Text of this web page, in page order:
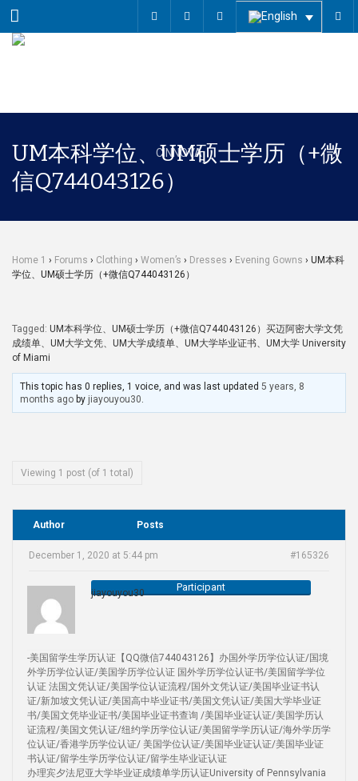
Menu
UM本科学位、UM硕士学历（+微
信Q744043126）
Home 1 › Forums › Clothing › Women’s › Dresses › Evening Gowns › UM本科
学位、UM硕士学历（+微信Q744043126）
Tagged: UM本科学位、UM硕士学历（+微信Q744043126）买迈阿密大学文凭
成绩单、UM大学文凭、UM大学成绩单、UM大学毕业证书、UM大学 University
of Miami
This topic has 0 replies, 1 voice, and was last updated5 years, 8
months ago by jiayouyou30.
Viewing 1 post (of 1 total)
Author Posts
December 1, 2020 at 5:44 pm #165326
jiayouyou30 Participant
-美国留学生学历认证【QQ微信744043126】办国外学历学位认证/国境
外学历学位认证/美国学历学位认证 国外学历学位认证书/美国留学学位
认证 法国文凭认证/美国学位认证流程/国外文凭认证/美国毕业证书认
证/新加坡文凭认证/美国高中毕业证书/美国文凭认证/美国大学毕业证
书/美国文凭毕业证书/美国毕业证书查询 /美国毕业证认证/美国学历认
证流程/美国文凭认证/纽约学历学位认证/美国留学学历认证/海外学历学
位认证/香港学历学位认证/ 美国学位认证/美国毕业证认证/美国毕业证
书认证/留学生学历学位认证/留学生毕业证认证
办理宾夕法尼亚大学毕业证成绩单学历认证University of Pennsylvania